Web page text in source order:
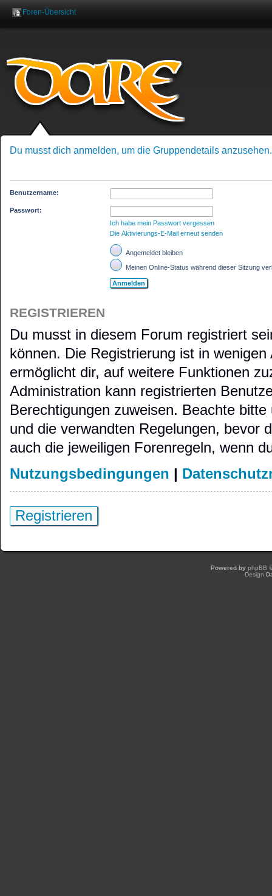
Foren-Übersicht
Du musst dich anmelden, um die Gruppendetails anzusehen.
Benutzername:
Passwort:
Ich habe mein Passwort vergessen
Die Aktivierungs-E-Mail erneut senden
Angemeldet bleiben
Meinen Online-Status während dieser Sitzung
REGISTRIEREN
Du musst in diesem Forum registriert
können. Die Registrierung ist in
ermöglicht dir, auf weitere Funktionen
Administration kann registrierten
Berechtigungen zuweisen. Beachte
und die verwandten Regelungen, bevor
auch die jeweiligen Forenregeln, wenn
Nutzungsbedingungen |
Registrieren
Powered by phpBB
Design